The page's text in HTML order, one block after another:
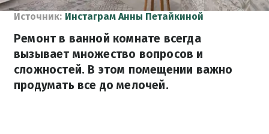
Источник: Инстаграм Анны Петайкиной
Ремонт в ванной комнате всегда
вызывает множество вопросов и
сложностей. В этом помещении важно
продумать все до мелочей.